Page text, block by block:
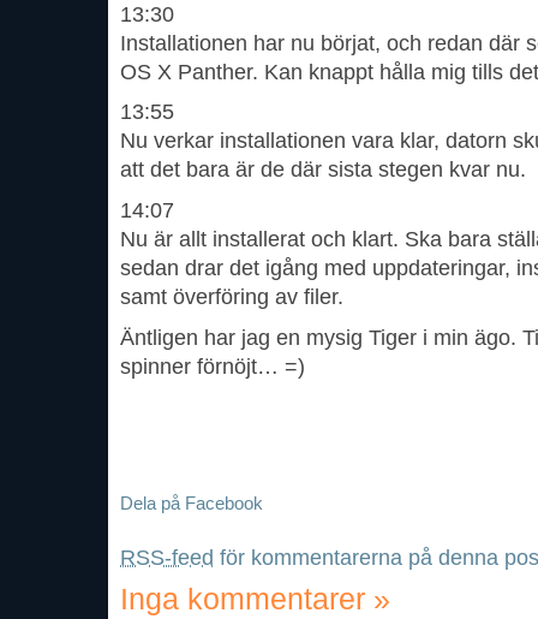
13:30
Installationen har nu börjat, och redan där
OS X Panther. Kan knappt hålla mig tills
13:55
Nu verkar installationen vara klar, datorn
att det bara är de där sista stegen kvar nu.
14:07
Nu är allt installerat och klart. Ska bara
sedan drar det igång med uppdateringar,
samt överföring av filer.
Äntligen har jag en mysig Tiger i min ägo.
spinner förnöjt… =)
Dela på Facebook
RSS-feed för kommentarerna på denna
Inga kommentarer »